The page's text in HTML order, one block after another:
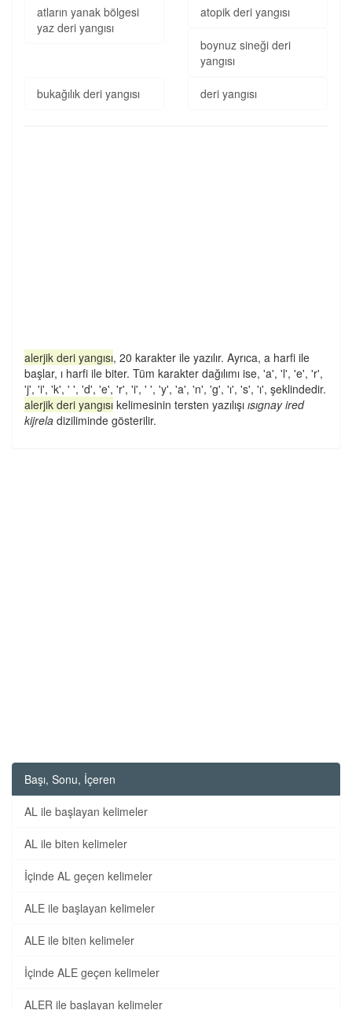
atların yanak bölgesi
yaz deri yangısı
atopik deri yangısı
boynuz sineği deri
yangısı
bukağılık deri yangısı deri yangısı
alerjik deri yangısı, 20 karakter ile yazılır. Ayrıca, a harfi ile
başlar, ı harfi ile biter. Tüm karakter dağılımı ise, 'a', 'l', 'e', 'r',
'j', 'i', 'k', ' ', 'd', 'e', 'r', 'i', ' ', 'y', 'a', 'n', 'g', 'ı', 's', 'ı', şeklindedir.
alerjik deri yangısı kelimesinin tersten yazılışı ısıgnay ired
kijrela diziliminde gösterilir.
Başı, Sonu, İçeren
AL ile başlayan kelimeler
AL ile biten kelimeler
İçinde AL geçen kelimeler
ALE ile başlayan kelimeler
ALE ile biten kelimeler
İçinde ALE geçen kelimeler
ALER ile başlayan kelimeler